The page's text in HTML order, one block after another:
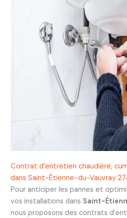
Contrat d’entretien chaudière,
dans Saint-Étienne-du-Vauvray
Pour anticiper les pannes et
vos installations dans Saint-
nous proposons des contrats